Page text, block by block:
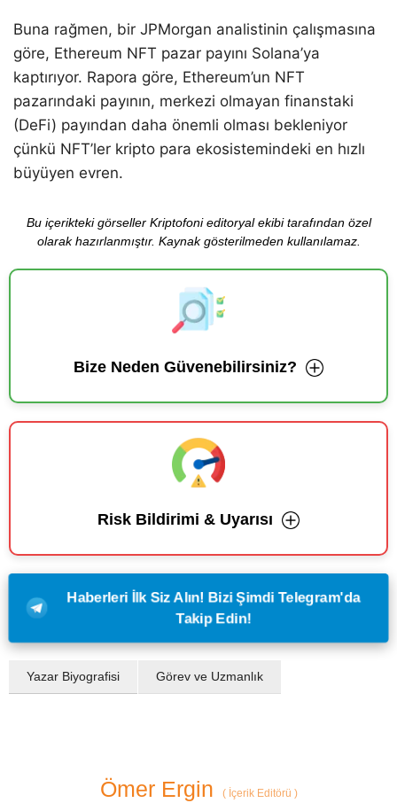
Buna rağmen, bir JPMorgan analistinin çalışmasına
göre, Ethereum NFT pazar payını Solana’ya
kaptırıyor. Rapora göre, Ethereum’un NFT
pazarındaki payının, merkezi olmayan finanstaki
(DeFi) payından daha önemli olması bekleniyor
çünkü NFT’ler kripto para ekosistemindeki en hızlı
büyüyen evren.
Bu içerikteki görseller Kriptofoni editoryal ekibi tarafından özel
olarak hazırlanmıştır. Kaynak gösterilmeden kullanılamaz.
Bize Neden Güvenebilirsiniz?
Risk Bildirimi & Uyarısı
Haberleri İlk Siz Alın! Bizi Şimdi Telegram'da
Takip Edin!
Yazar Biyografisi Görev ve Uzmanlık
Ömer Ergin (İçerik Editörü )